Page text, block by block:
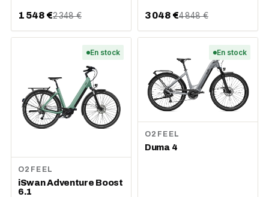
1 548 €2 348 € 3 048 €4 848 €
En stock
O2FEEL
iSwan Adventure Boost
6.1
En stock
O2FEEL
Duma 4